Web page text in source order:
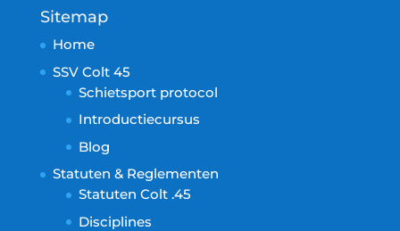
Sitemap
Home
SSV Colt 45
Schietsport protocol
Introductiecursus
Blog
Statuten & Reglementen
Statuten Colt .45
Disciplines